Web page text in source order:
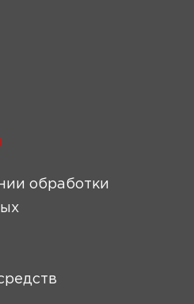
обработки